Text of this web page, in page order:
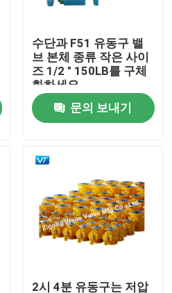
수단과 F51 유동구 밸
브 본체 종류 작은 사이
즈 1/2 " 150LB를 구체
화하세요
문의 보내기
2시 4분 유동구는 저압